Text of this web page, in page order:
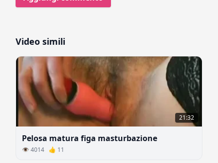
Video simili
21:32
Pelosa matura figa masturbazione
👁 4014 👍 11